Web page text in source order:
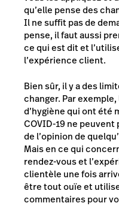
qu’elle pense des
Il ne suffit pas de
pense, il faut aussi
ce qui est dit et
l’expérience client.
Bien sûr, il y a des
changer. Par
d’hygiène qui ont été
COVID-19 ne
de l’opinion de
Mais en ce qui
rendez-vous et
clientèle une fois
être tout ouïe et
commentaires pour